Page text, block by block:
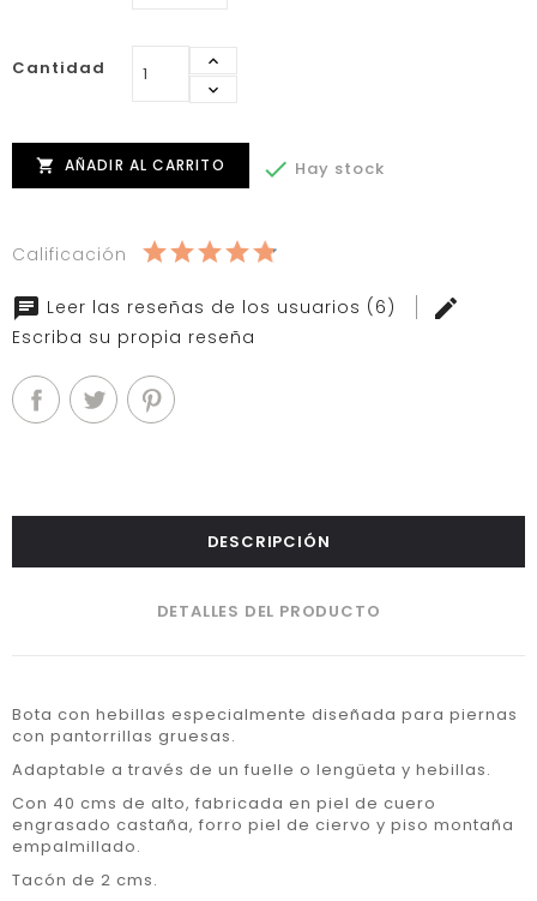
Cantidad
 AÑADIR AL CARRITO  Hay stock
Calificación
Leer las reseñas de los usuarios (6)
Escriba su propia reseña
DESCRIPCIÓN
DETALLES DEL PRODUCTO
Bota con hebillas especialmente diseñada para piernas
con pantorrillas gruesas.
Adaptable a través de un fuelle o lengüeta y hebillas.
Con 40 cms de alto, fabricada en piel de cuero
engrasado castaña, forro piel de ciervo y piso montaña
empalmillado.
Tacón de 2 cms.